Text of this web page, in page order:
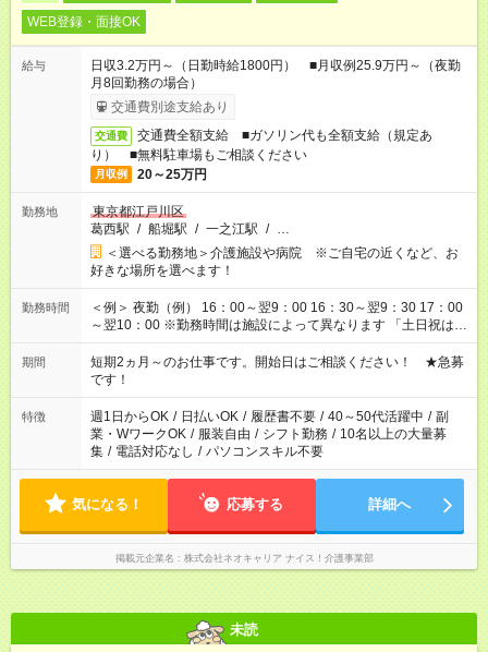
WEB登録・面接OK
給与
日収3.2万円～（日勤時給1800円） ■月収例25.9万円～（夜勤
月8回勤務の場合）
交通費別途支給あり
交通費
交通費全額支給 ■ガソリン代も全額支給（規定あ
り） ■無料駐車場もご相談ください
月収例 20～25万円
勤務地
東京都江戸川区
葛西駅 / 船堀駅 / 一之江駅 / …
＜選べる勤務地＞介護施設や病院 ※ご自宅の近くなど、お
好きな場所を選べます！
勤務時間
＜例＞ 夜勤（例） 16：00～翌9：00 16：30～翌9：30 17：00
～翌10：00 ※勤務時間は施設によって異なります 「土日祝は休
みたい」 「しっかり稼ぎたい」 「もう少し遅い時間から始めた
い」など ご希望にあったお仕事をご案内いたします。 ※未経験
の方の場合は1～2ヶ月間は日中での仕事を経験いただき、 お
仕事に慣れてからの夜勤になります。 ★家庭の都合でお休みが
必要な場合も遠慮なくご相談ください。
期間
短期2ヵ月～のお仕事です。開始日はご相談ください！ ★急募
です！
特徴 週1日からOK / 日払いOK / 履歴書不要 / 40～50代活躍中 / 副
業・WワークOK / 服装自由 / シフト勤務 / 10名以上の大量募
集 / 電話対応なし / パソコンスキル不要
気になる！ 応募する 詳細へ
掲載元企業名 株式会社ネオキャリア ナイス！介護事業部
未読